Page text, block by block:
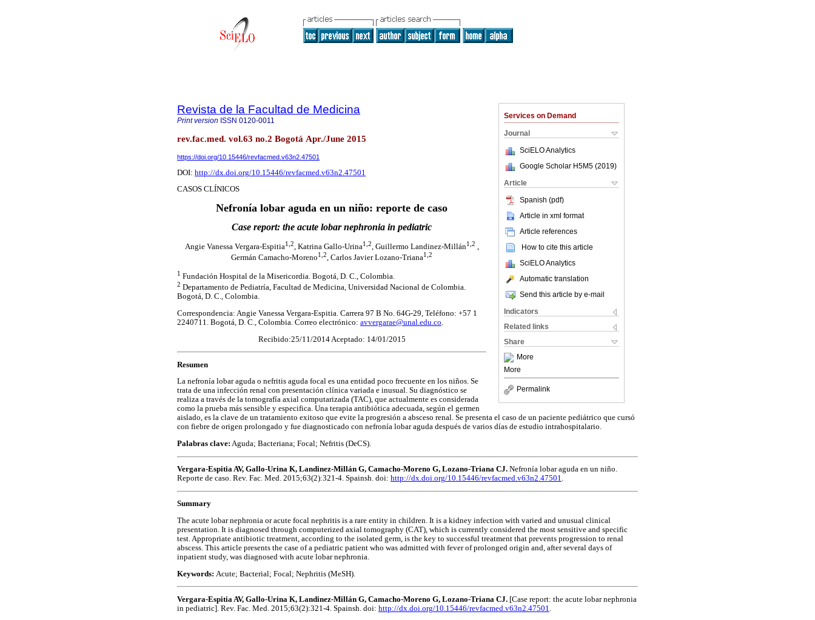
Services on Demand
Journal
SciELO Analytics
Google Scholar H5M5 (2019)
Article
Spanish (pdf)
Article in xml format
Article references
How to cite this article
SciELO Analytics
Automatic translation
Send this article by e-mail
Indicators
Related links
Share
More
More
Permalink
Revista de la Facultad de Medicina
Print version ISSN 0120-0011
rev.fac.med. vol.63 no.2 Bogotá Apr./June 2015
https://doi.org/10.15446/revfacmed.v63n2.47501
DOI: http://dx.doi.org/10.15446/revfacmed.v63n2.47501
CASOS CLÍNICOS
Nefronía lobar aguda en un niño: reporte de caso
Case report: the acute lobar nephronia in pediatric
Angie Vanessa Vergara-Espitia1,2, Katrina Gallo-Urina1,2, Guillermo Landinez-Millán1,2 ,
Germán Camacho-Moreno1,2, Carlos Javier Lozano-Triana1,2
1 Fundación Hospital de la Misericordia. Bogotá, D. C., Colombia.
2 Departamento de Pediatría, Facultad de Medicina, Universidad Nacional de Colombia.
Bogotá, D. C., Colombia.
Correspondencia: Angie Vanessa Vergara-Espitia. Carrera 97 B No. 64G-29, Teléfono: +57 1
2240711. Bogotá, D. C., Colombia. Correo electrónico: avvergarae@unal.edu.co.
Recibido:25/11/2014 Aceptado: 14/01/2015
Resumen
La nefronía lobar aguda o nefritis aguda focal es una entidad poco frecuente en los niños. Se
trata de una infección renal con presentación clínica variada e inusual. Su diagnóstico se
realiza a través de la tomografía axial computarizada (TAC), que actualmente es considerada
como la prueba más sensible y especifica. Una terapia antibiótica adecuada, según el germen
aislado, es la clave de un tratamiento exitoso que evite la progresión a absceso renal. Se presenta el caso de un paciente pediátrico que cursó
con fiebre de origen prolongado y fue diagnosticado con nefronía lobar aguda después de varios días de estudio intrahospitalario.
Palabras clave: Aguda; Bacteriana; Focal; Nefritis (DeCS).
Vergara-Espitia AV, Gallo-Urina K, Landinez-Millán G, Camacho-Moreno G, Lozano-Triana CJ. Nefronía lobar aguda en un niño.
Reporte de caso. Rev. Fac. Med. 2015;63(2):321-4. Spainsh. doi: http://dx.doi.org/10.15446/revfacmed.v63n2.47501.
Summary
The acute lobar nephronia or acute focal nephritis is a rare entity in children. It is a kidney infection with varied and unusual clinical
presentation. It is diagnosed through computerized axial tomography (CAT), which is currently considered the most sensitive and specific
test. Appropriate antibiotic treatment, according to the isolated germ, is the key to successful treatment that prevents progression to renal
abscess. This article presents the case of a pediatric patient who was admitted with fever of prolonged origin and, after several days of
inpatient study, was diagnosed with acute lobar nephronia.
Keywords: Acute; Bacterial; Focal; Nephritis (MeSH).
Vergara-Espitia AV, Gallo-Urina K, Landinez-Millán G, Camacho-Moreno G, Lozano-Triana CJ. [Case report: the acute lobar nephronia
in pediatric]. Rev. Fac. Med. 2015;63(2):321-4. Spainsh. doi: http://dx.doi.org/10.15446/revfacmed.v63n2.47501.